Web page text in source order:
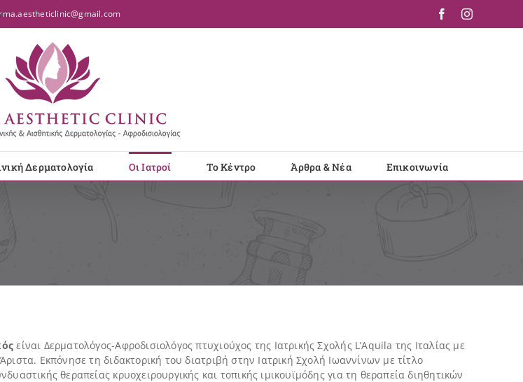
FacebookInstagram
Δερματολογία Οι Ιατροί Το Κέντρο Άρθρα & Νέα Επικοινωνία
είναι Δερματολόγος-Αφροδισιολόγος πτυχιούχος της Ιατρικής Σχολής L’Aquila της Ιταλίας με
Εκπόνησε τη διδακτορική του διατριβή στην Ιατρική Σχολή Ιωαννίνων με τίτλο
θεραπείας κρυοχειρουργικής και τοπικής ιμικουϊμόδης για τη θεραπεία διηθητικών